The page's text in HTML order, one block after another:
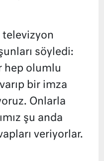
televizyon
söyledi:
hep olumlu
bir imza
Onlarla
şu anda
veriyorlar.